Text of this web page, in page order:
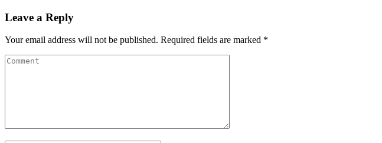
Leave a Reply
Your email address will not be published. Required fields are marked *